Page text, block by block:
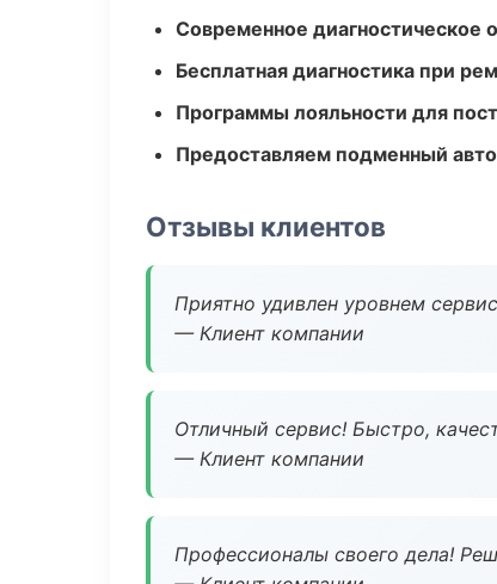
Современное диагностическое
Бесплатная диагностика при
Программы лояльности для
Предоставляем подменный
Отзывы клиентов
Приятно удивлен уровнем
— Клиент компании
Отличный сервис! Быстро,
— Клиент компании
Профессионалы своего дела!